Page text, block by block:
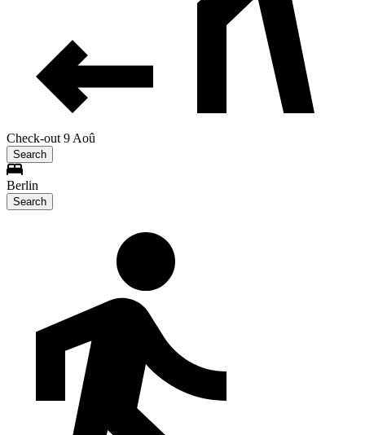
Check-out 9 Aoû
Search
Berlin
Search